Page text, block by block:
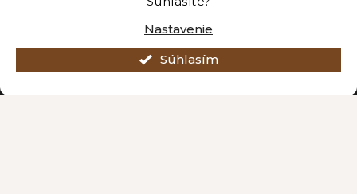
Nastavenie
Súhlasím